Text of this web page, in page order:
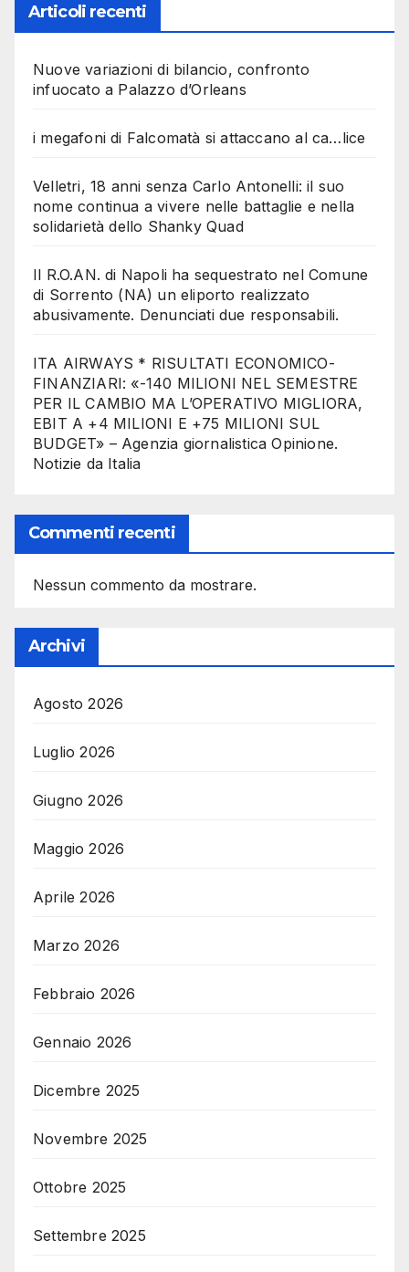
Articoli recenti
Nuove variazioni di bilancio, confronto
infuocato a Palazzo d’Orleans
i megafoni di Falcomatà si attaccano al ca…lice
Velletri, 18 anni senza Carlo Antonelli: il suo
nome continua a vivere nelle battaglie e nella
solidarietà dello Shanky Quad
Il R.O.AN. di Napoli ha sequestrato nel Comune
di Sorrento (NA) un eliporto realizzato
abusivamente. Denunciati due responsabili.
ITA AIRWAYS * RISULTATI ECONOMICO-
FINANZIARI: «-140 MILIONI NEL SEMESTRE
PER IL CAMBIO MA L’OPERATIVO MIGLIORA,
EBIT A +4 MILIONI E +75 MILIONI SUL
BUDGET» – Agenzia giornalistica Opinione.
Notizie da Italia
Commenti recenti
Nessun commento da mostrare.
Archivi
Agosto 2026
Luglio 2026
Giugno 2026
Maggio 2026
Aprile 2026
Marzo 2026
Febbraio 2026
Gennaio 2026
Dicembre 2025
Novembre 2025
Ottobre 2025
Settembre 2025